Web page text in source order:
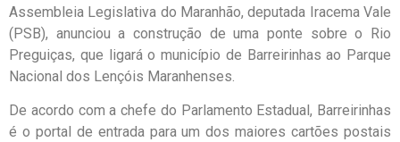
Assembleia Legislativa do Maranhão, deputada Iracema Vale
(PSB), anunciou a construção de uma ponte sobre o Rio
Preguiças, que ligará o município de Barreirinhas ao Parque
Nacional dos Lençóis Maranhenses.
De acordo com a chefe do Parlamento Estadual, Barreirinhas
é o portal de entrada para um dos maiores cartões postais